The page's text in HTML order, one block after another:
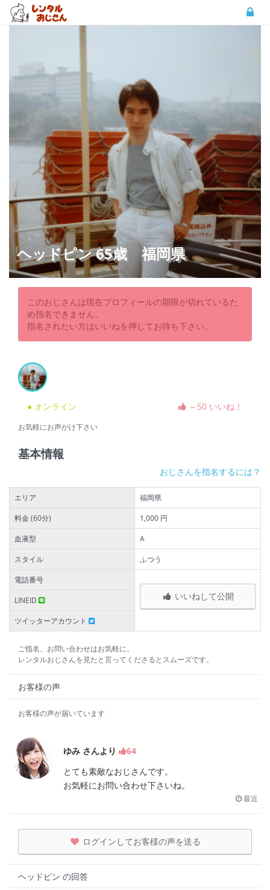
ヘッドピン 65歳 福岡県
このおじさんは現在プロフィールの期限が切れているた
め指名できません。
指名されたい方はいいねを押してお待ち下さい。
● オンライン ～50 いいね！
お気軽にお声がけ下さい
基本情報
おじさんを指名するには？
エリア
福岡県
料金 (60分)
1,000 円
血液型
A
スタイル
ふつう
電話番号
いいねして公開
LINEID
ツイッターアカウント
ご指名、お問い合わせはお気軽に。
レンタルおじさんを見たと言ってくださるとスムーズです。
お客様の声
お客様の声が届いています
ゆみ さんより
64
とても素敵なおじさんです。
お気軽にお問い合わせ下さいね。
最近
ログインしてお客様の声を送る
ヘッドピン の回答